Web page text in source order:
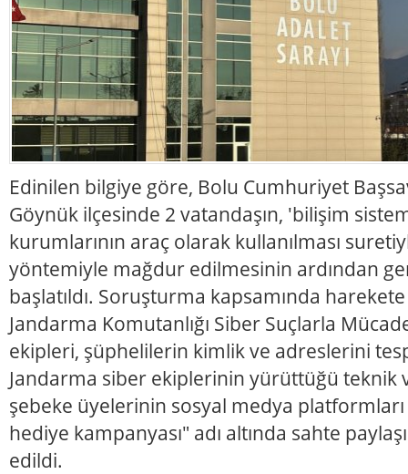
Edinilen bilgiye göre, Bolu Cumhuriyet
Göynük ilçesinde 2 vatandaşın, 'bilişim
kurumlarının araç olarak kullanılması
yöntemiyle mağdur edilmesinin ardından
başlatıldı. Soruşturma kapsamında
Jandarma Komutanlığı Siber Suçlarla
ekipleri, şüphelilerin kimlik ve adreslerini
Jandarma siber ekiplerinin yürüttüğü teknik
şebeke üyelerinin sosyal medya
hediye kampanyası" adı altında sahte
edildi.